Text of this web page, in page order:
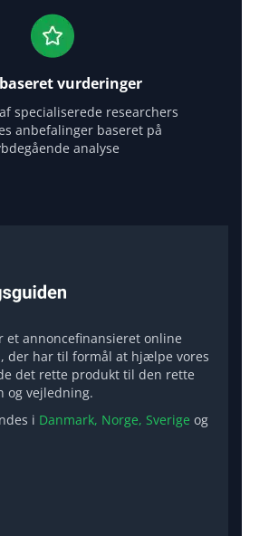
vurderinger
specialiserede researchers
anbefalinger baseret på
analyse
et annoncefinansieret online
der har til formål at hjælpe vores
det rette produkt til den rette
og vejledning.
i Danmark, Norge, Sverige og